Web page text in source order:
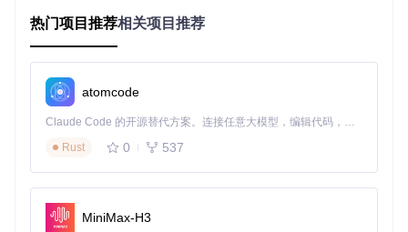
形成社区共享资源库。
3.1 后端服务架构
wow_api采用Golang的gin框架构建RESTful API，通过分层设
路由层：使用前缀树算法实现高效路由匹配，支持API版本
控制
服务层
错误统一处理
热门项目推荐相关项目推荐
atomcode
Claude Code 的开源替代方案。连接任意大模型，编辑代码，运行命令，自动验证 — 全自动执行。用 Rust 构建，极致性能。 ｜ An open-source alternative to Claude Code. Connect any LLM, edit code, run commands, and verify changes — autonomously. Built in Rust for speed. Get Started
Rust
0 537
MiniMax-H3